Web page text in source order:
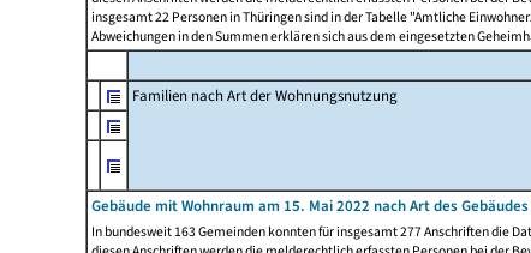
insgesamt 22 Personen in Thüringen sind in der Tabelle "Amtliche
Abweichungen in den Summen erklären sich aus dem eingesetzten
Familien nach Art der Wohnungsnutzung
Gebäude mit Wohnraum am 15. Mai 2022 nach Art des Gebäudes
In bundesweit 163 Gemeinden konnten für insgesamt 277 Anschriften die